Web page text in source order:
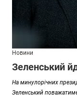
Новини
Зеленський
На минулорічних
Зеленський